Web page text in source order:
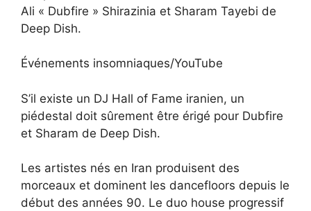
Ali « Dubfire » Shirazinia et Sharam Tayebi de
Deep Dish.
Événements insomniaques/YouTube
S’il existe un DJ Hall of Fame iranien, un
piédestal doit sûrement être érigé pour Dubfire
et Sharam de Deep Dish.
Les artistes nés en Iran produisent des
morceaux et dominent les dancefloors depuis le
début des années 90. Le duo house progressif